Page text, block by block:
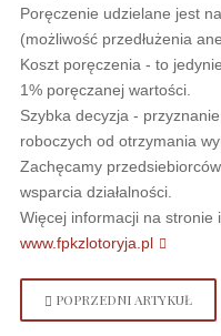
Poręczenie udzielane jest
(możliwość przedłużenia
Koszt poręczenia - to
1% poręczanej wartości.
Szybka decyzja -
roboczych od otrzymania
Zachęcamy
wsparcia działalności.
Więcej informacji na stronie
www.fpkzlotoryja.pl
POPRZEDNI ARTYKUŁ